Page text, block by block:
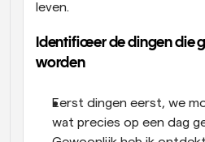
leven.
Identificeer de dingen die
worden
Eerst dingen eerst, we
wat precies op een dag